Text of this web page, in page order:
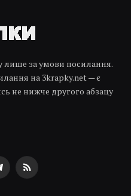
лише за умови посилання.
на 3krapky.net — є
не нижче другого абзацу
RSS